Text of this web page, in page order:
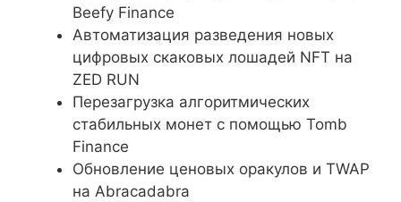
Beefy Finance
Автоматизация разведения новых
цифровых скаковых лошадей NFT на
ZED RUN
Перезагрузка алгоритмических
стабильных монет с помощью Tomb
Finance
Обновление ценовых оракулов и TWAP
на Abracadabra